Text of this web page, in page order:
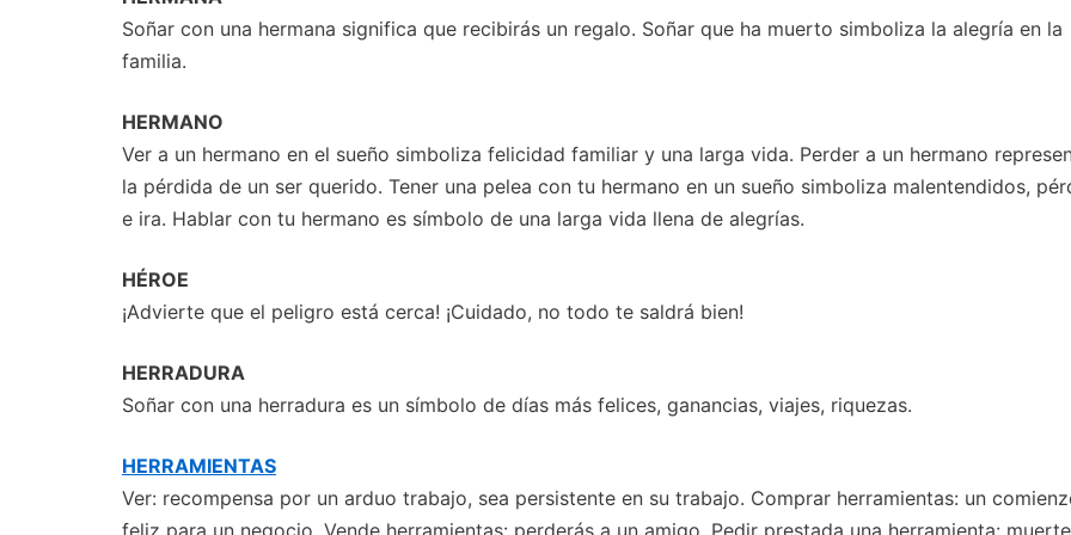
Soñar con una hermana significa que recibirás un regalo. Soñar que ha muerto simboliza la alegría en la
familia.
HERMANO
Ver a un hermano en el sueño simboliza felicidad familiar y una larga vida. Perder a un hermano
la pérdida de un ser querido. Tener una pelea con tu hermano en un sueño simboliza malentendidos,
e ira. Hablar con tu hermano es símbolo de una larga vida llena de alegrías.
HÉROE
¡Advierte que el peligro está cerca! ¡Cuidado, no todo te saldrá bien!
HERRADURA
Soñar con una herradura es un símbolo de días más felices, ganancias, viajes, riquezas.
HERRAMIENTAS
Ver: recompensa por un arduo trabajo, sea persistente en su trabajo. Comprar herramientas: un
feliz para un negocio. Vende herramientas: perderás a un amigo. Pedir prestada una herramienta: